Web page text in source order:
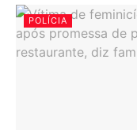
POLÍCIA